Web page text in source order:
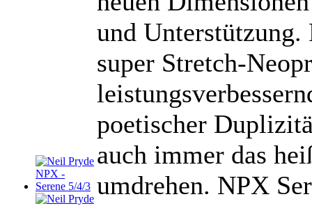
und Unterstützung.
super Stretch-
poetischer
auch immer das
umdrehen. NPX